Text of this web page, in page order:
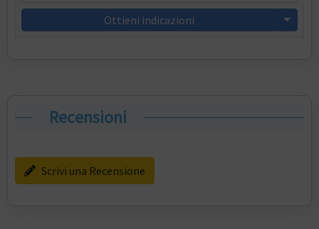
Ottieni indicazioni
Recensioni
Scrivi una Recensione